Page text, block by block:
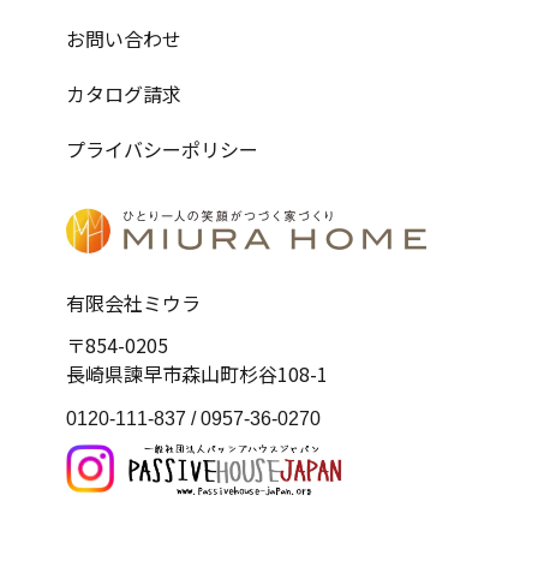
有限会社ミウラ
〒854-0205
長崎県諫早市森山町杉谷108-1
0120-111-837 /0957-36-0270
お問い合わせ
カタログ請求
プライバシーポリシー